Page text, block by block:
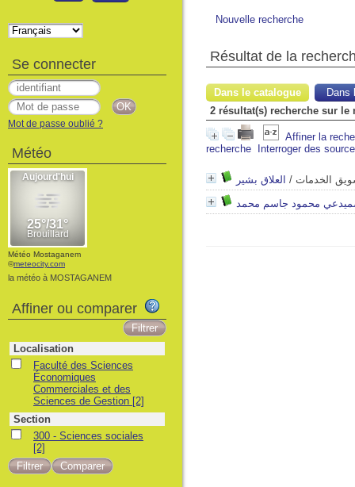
Nouvelle recherche
Résultat de la
Dans le catalogue Dans
Affiner la
recherche
Interroger des
الخدمات / العلاق بشير
محمود جاسم محمد
Se connecter
Mot de passe oublié ?
Météo
Météo Mostaganem
©meteocity.com
la météo à MOSTAGANEM
Affiner ou comparer
Localisation
Faculté des Sciences
Économiques
Commerciales et des
Sciences de Gestion [2]
Section
300 - Sciences sociales
[2]